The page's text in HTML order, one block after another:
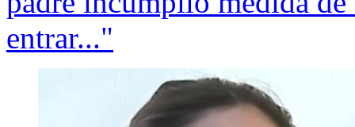
entrar..."